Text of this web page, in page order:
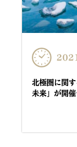
北極圏に関
未来」が開